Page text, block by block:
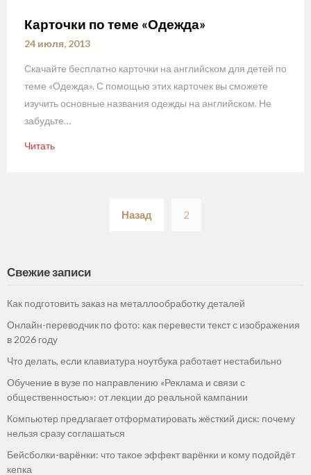
Карточки по теме «Одежда»
24 июля, 2013
Скачайте бесплатно карточки на английском для детей по
теме «Одежда». С помощью этих карточек вы сможете
изучить основные названия одежды на английском. Не
забудьте…
Читать
записей
Назад 2
Свежие записи
Как подготовить заказ на металлообработку деталей
Онлайн-переводчик по фото: как перевести текст с изображения
в 2026 году
Что делать, если клавиатура ноутбука работает нестабильно
Обучение в вузе по направлению «Реклама и связи с
общественностью»: от лекции до реальной кампании
Компьютер предлагает отформатировать жёсткий диск: почему
нельзя сразу соглашаться
Бейсболки-варёнки: что такое эффект варёнки и кому подойдёт
кепка